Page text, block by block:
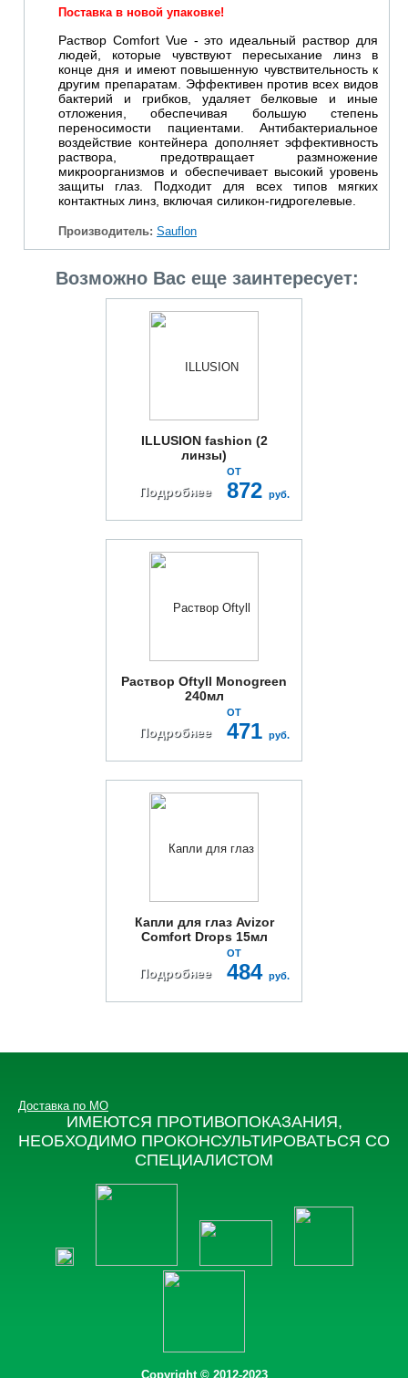
Поставка в новой упаковке!
Раствор Comfort Vue - это идеальный раствор для
людей, которые чувствуют пересыхание линз в
конце дня и имеют повышенную чувствительность к
другим препаратам. Эффективен против всех видов
бактерий и грибков, удаляет белковые и иные
отложения, обеспечивая большую степень
переносимости пациентами. Антибактериальное
воздействие контейнера дополняет эффективность
раствора, предотвращает размножение
микроорганизмов и обеспечивает высокий уровень
защиты глаз. Подходит для всех типов мягких
контактных линз, включая силикон-гидрогелевые.
Производитель: Sauflon
Возможно Вас еще заинтересует:
ILLUSION fashion (2
линзы)
Подробнее
ОТ
872 руб.
Раствор Oftyll Monogreen
240мл
Подробнее
ОТ
471 руб.
Капли для глаз Avizor
Comfort Drops 15мл
Подробнее
ОТ
484 руб.
Copyright © 2012-2023
ИМЕЮТСЯ ПРОТИВОПОКАЗАНИЯ,
НЕОБХОДИМО ПРОКОНСУЛЬТИРОВАТЬСЯ СО
СПЕЦИАЛИСТОМ
Доставка по МО